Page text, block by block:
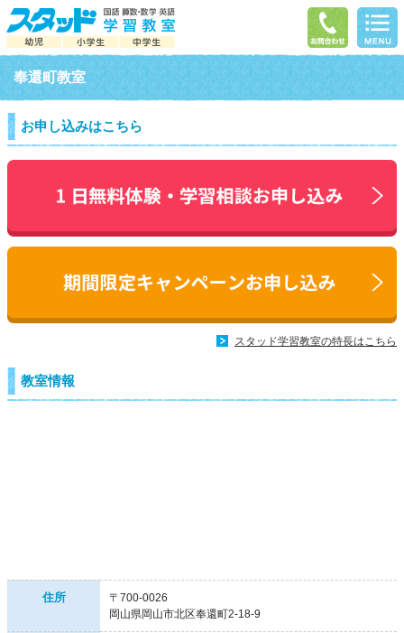
奉還町教室
お申し込みはこちら
スタッド学習教室の特長はこちら
教室情報
住所
〒700-0026
岡山県岡山市北区奉還町2-18-9